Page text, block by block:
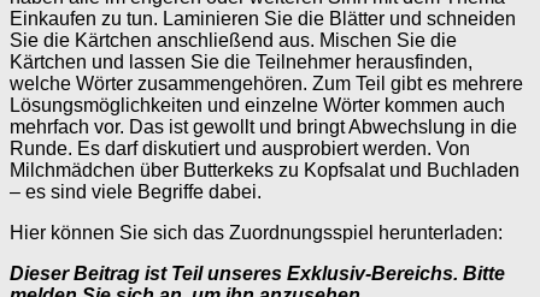
Einkaufen zu tun. Laminieren Sie die Blätter und schneiden
Sie die Kärtchen anschließend aus. Mischen Sie die
Kärtchen und lassen Sie die Teilnehmer herausfinden,
welche Wörter zusammengehören. Zum Teil gibt es mehrere
Lösungsmöglichkeiten und einzelne Wörter kommen auch
mehrfach vor. Das ist gewollt und bringt Abwechslung in die
Runde. Es darf diskutiert und ausprobiert werden. Von
Milchmädchen über Butterkeks zu Kopfsalat und Buchladen
– es sind viele Begriffe dabei.
Hier können Sie sich das Zuordnungsspiel herunterladen:
Dieser Beitrag ist Teil unseres Exklusiv-Bereichs. Bitte